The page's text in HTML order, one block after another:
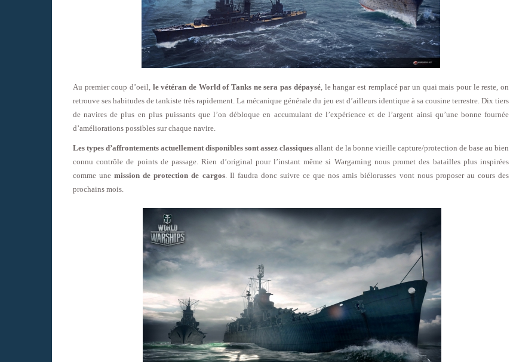
Au premier coup d’oeil, le vétéran de World of Tanks ne sera pas dépaysé, le hangar est remplacé par un quai mais pour le reste, on
retrouve ses habitudes de tankiste très rapidement. La mécanique générale du jeu est d’ailleurs identique à sa cousine terrestre. Dix tiers
de navires de plus en plus puissants que l’on débloque en accumulant de l’expérience et de l’argent ainsi qu’une bonne fournée
d’améliorations possibles sur chaque navire.
Les types d’affrontements actuellement disponibles sont assez classiques allant de la bonne vieille capture/protection de base au bien
connu contrôle de points de passage. Rien d’original pour l’instant même si Wargaming nous promet des batailles plus inspirées
comme une mission de protection de cargos. Il faudra donc suivre ce que nos amis biélorusses vont nous proposer au cours des
prochains mois.